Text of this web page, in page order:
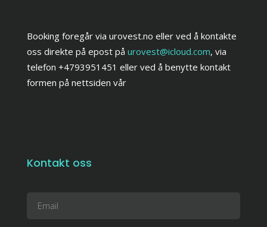
Booking foregår via urovest.no eller ved å kontakte
oss direkte på epost på urovest@icloud.com, via
telefon +4793951451 eller ved å benytte kontakt
formen på nettsiden vår
Kontakt oss